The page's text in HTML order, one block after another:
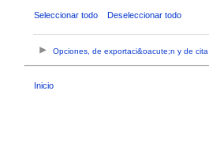
Seleccionar todo Deseleccionar todo
Opciones, de exportaci&oacute;n y de cita
Inicio